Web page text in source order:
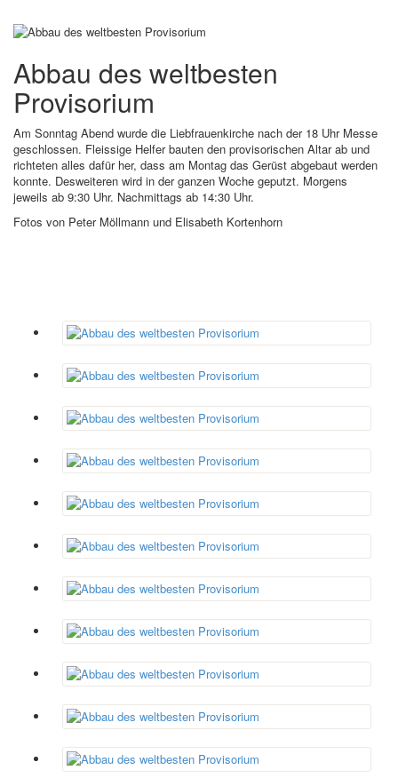
Abbau des weltbesten
Provisorium
Am Sonntag Abend wurde die Liebfrauenkirche nach der 18 Uhr Messe
geschlossen. Fleissige Helfer bauten den provisorischen Altar ab und
richteten alles dafür her, dass am Montag das Gerüst abgebaut werden
konnte. Desweiteren wird in der ganzen Woche geputzt. Morgens
jeweils ab 9:30 Uhr. Nachmittags ab 14:30 Uhr.
Fotos von Peter Möllmann und Elisabeth Kortenhorn